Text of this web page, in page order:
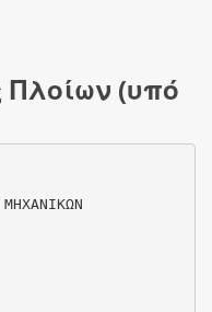
(υπό